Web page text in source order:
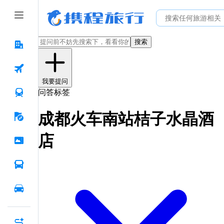
搜索
我要提问
问答标签
成都火车南站桔子水晶酒
店